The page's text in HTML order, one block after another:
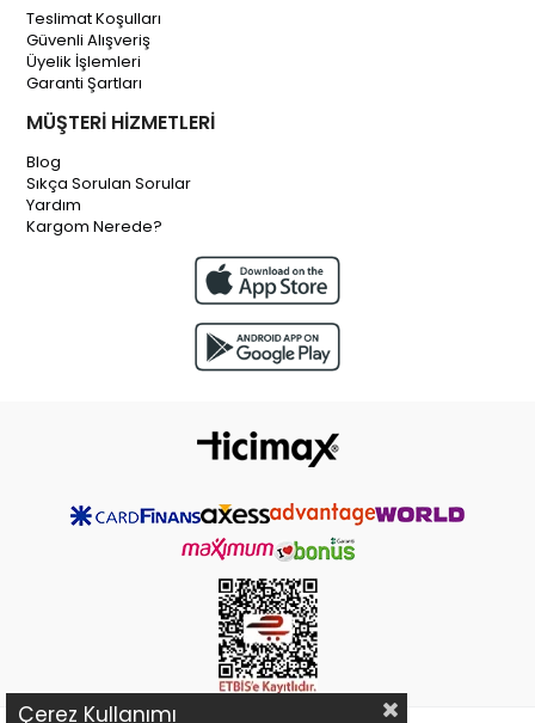
Teslimat Koşulları
Güvenli Alışveriş
Üyelik İşlemleri
Garanti Şartları
MÜŞTERİ HİZMETLERİ
Blog
Sıkça Sorulan Sorular
Yardım
Kargom Nerede?
Çerez Kullanımı